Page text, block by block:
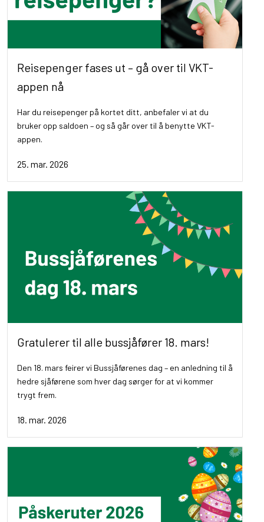
Reisepenger fases ut – gå over til VKT-
appen nå
Har du reisepenger på kortet ditt, anbefaler vi at du
bruker opp saldoen – og så går over til å benytte VKT-
appen.
25. mar. 2026
Gratulerer til alle bussjåfører 18. mars!
Den 18. mars feirer vi Bussjåførenes dag – en anledning til å
hedre sjåførene som hver dag sørger for at vi kommer
trygt frem.
18. mar. 2026